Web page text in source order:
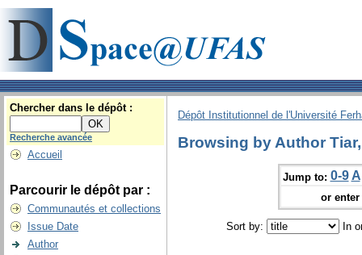
Chercher dans le dépôt :
Recherche avancée
Accueil
Parcourir le dépôt par :
Communautés et collections
Issue Date
Author
Dépôt Institutionnel de l'Université
Browsing by Author
Jump to: 0-9 A
or
Sort by: In